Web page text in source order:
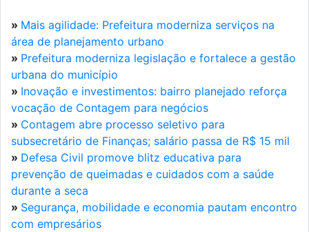
» Mais agilidade: Prefeitura moderniza serviços na
área de planejamento urbano
» Prefeitura moderniza legislação e fortalece a gestão
urbana do município
» Inovação e investimentos: bairro planejado reforça
vocação de Contagem para negócios
» Contagem abre processo seletivo para
subsecretário de Finanças; salário passa de R$ 15 mil
» Defesa Civil promove blitz educativa para
prevenção de queimadas e cuidados com a saúde
durante a seca
» Segurança, mobilidade e economia pautam encontro
com empresários